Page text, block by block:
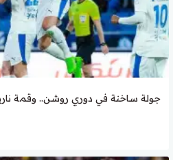
جولة ساخنة في دوري روشن.. وقمة